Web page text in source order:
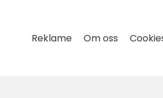
Reklame Om oss